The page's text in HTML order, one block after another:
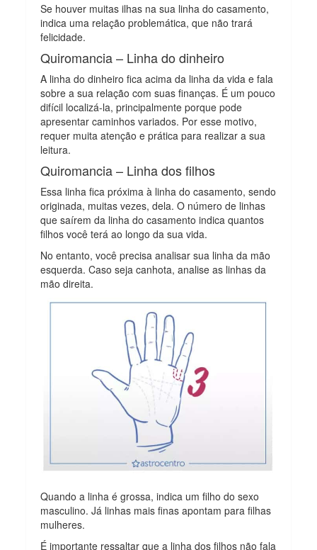
Se houver muitas ilhas na sua linha do casamento,
indica uma relação problemática, que não trará
felicidade.
Quiromancia – Linha do dinheiro
A linha do dinheiro fica acima da linha da vida e fala
sobre a sua relação com suas finanças. É um pouco
difícil localizá-la, principalmente porque pode
apresentar caminhos variados. Por esse motivo,
requer muita atenção e prática para realizar a sua
leitura.
Quiromancia – Linha dos filhos
Essa linha fica próxima à linha do casamento, sendo
originada, muitas vezes, dela. O número de linhas
que saírem da linha do casamento indica quantos
filhos você terá ao longo da sua vida.
No entanto, você precisa analisar sua linha da mão
esquerda. Caso seja canhota, analise as linhas da
mão direita.
Quando a linha é grossa, indica um filho do sexo
masculino. Já linhas mais finas apontam para filhas
mulheres.
É importante ressaltar que a linha dos filhos não fala